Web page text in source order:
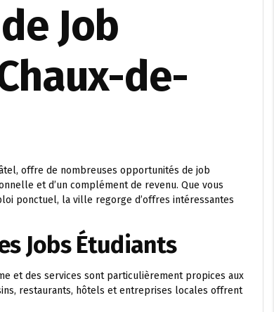
Job
de-
offre de nombreuses opportunités de job
et d’un complément de revenu. Que vous
ponctuel, la ville regorge d’offres intéressantes
Jobs Étudiants
et des services sont particulièrement propices aux
restaurants, hôtels et entreprises locales offrent